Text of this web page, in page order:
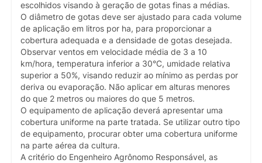
escolhidos visando à geração de gotas finas a médias.
O diâmetro de gotas deve ser ajustado para cada volume
de aplicação em litros por ha, para proporcionar a
cobertura adequada e a densidade de gotas desejada.
Observar ventos em velocidade média de 3 a 10
km/hora, temperatura inferior a 30°C, umidade relativa
superior a 50%, visando reduzir ao mínimo as perdas por
deriva ou evaporação. Não aplicar em alturas menores
do que 2 metros ou maiores do que 5 metros.
O equipamento de aplicação deverá apresentar uma
cobertura uniforme na parte tratada. Se utilizar outro tipo
de equipamento, procurar obter uma cobertura uniforme
na parte aérea da cultura.
A critério do Engenheiro Agrônomo Responsável, as